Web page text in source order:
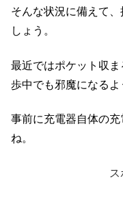
そんな状況に備えて
しょう。
最近ではポケット収
歩中でも邪魔になるよ
事前に充電器自体の
ね。